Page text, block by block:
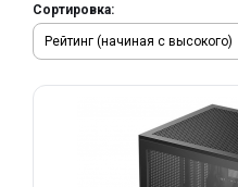
Сортировка: